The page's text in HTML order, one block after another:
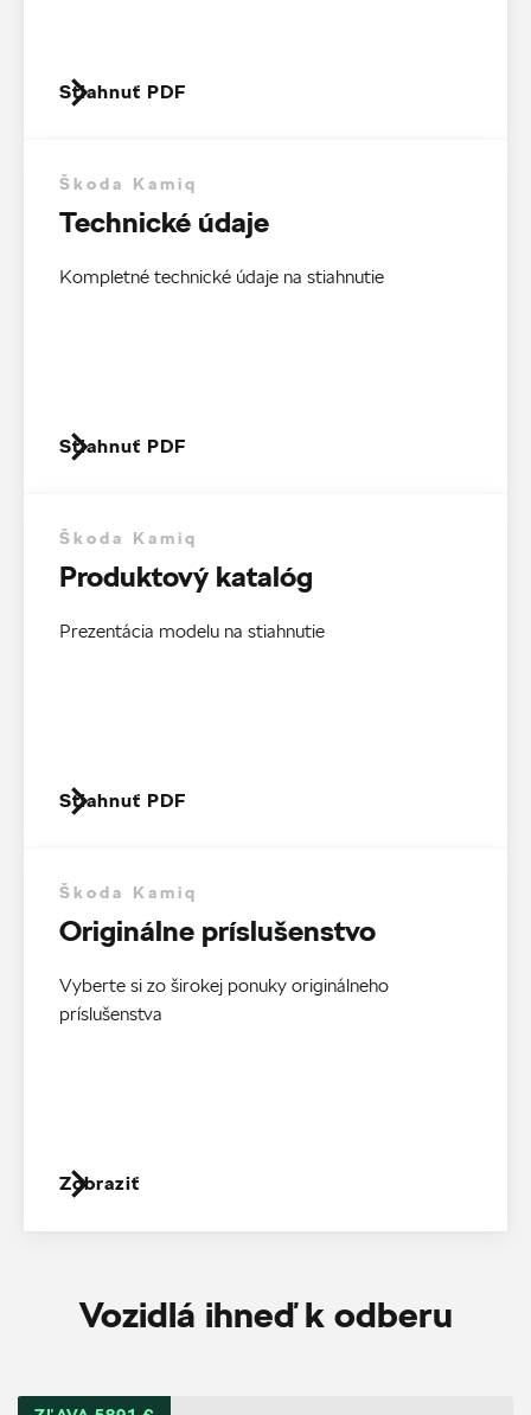
Stiahnuť PDF
Škoda Kamiq
Technické údaje
Kompletné technické údaje na stiahnutie
Stiahnuť PDF
Škoda Kamiq
Produktový katalóg
Prezentácia modelu na stiahnutie
Stiahnuť PDF
Škoda Kamiq
Originálne príslušenstvo
Vyberte si zo širokej ponuky originálneho
príslušenstva
Zobraziť
Vozidlá ihneď k odberu